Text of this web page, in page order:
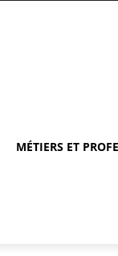
MÉTIERS ET